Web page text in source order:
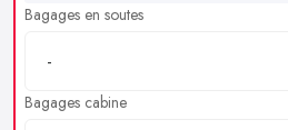
Bagages en soutes
Bagages cabine